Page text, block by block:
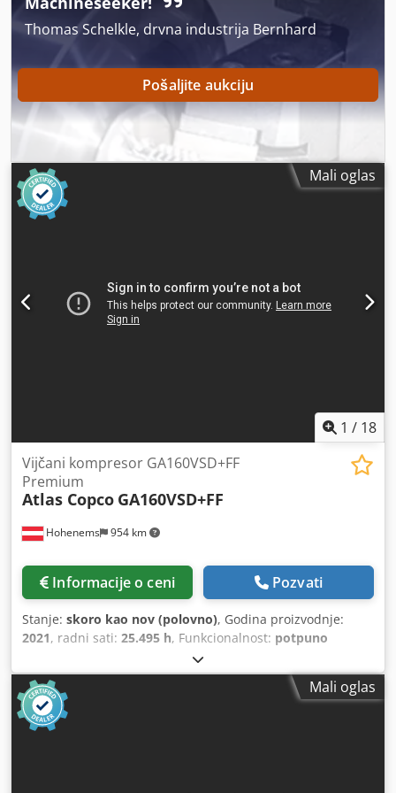
Thomas Schelkle, drvna industrija Bernhard
Pošaljite aukciju
Mali oglas
1 / 18
Hohenems 954 km
Vijčani kompresor GA160VSD+FF
Premium
Atlas Copco GA160VSD+FF
Informacije o ceni Pozvati
Stanje: skoro kao nov (polovno), Godina proizvodnje:
2021, radni sati: 25.495 h, Funkcionalnost: potpuno
, Vijčani kompresor Atlas Copco
GA160VSD+FF. Integrisan sušač i inverter. 160 kW, 8,3 bara,
33,10 m3/min. Godina proizvodnje: 2021. Radni sati:
25.495. Dwsdpfx Ajyzg Eishksa
Mali oglas